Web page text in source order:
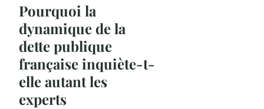
Pourquoi la
dynamique de la
dette publique
française inquiète-t-
elle autant les
experts